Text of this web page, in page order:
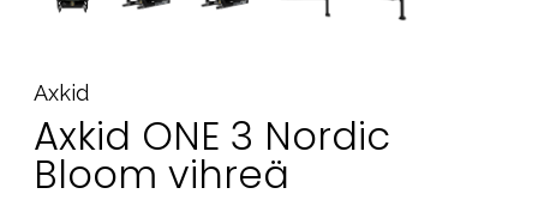
Axkid
Axkid ONE 3 Nordic
Bloom vihreä